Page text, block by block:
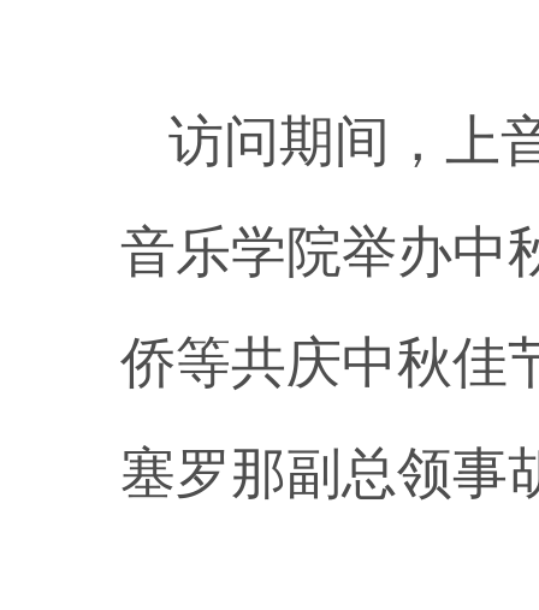
访问期间，上
音乐学院举办中
侨等共庆中秋佳
塞罗那副总领事